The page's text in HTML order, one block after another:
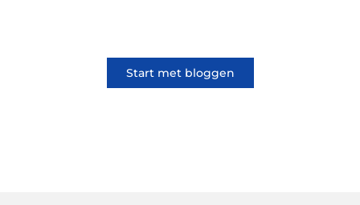
Start met bloggen